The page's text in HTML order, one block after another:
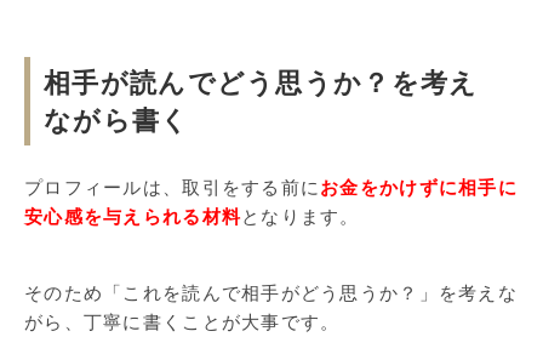
相手が読んでどう思うか？を考え
ながら書く
プロフィールは、取引をする前にお金をかけずに相手に
安心感を与えられる材料となります。
そのため「これを読んで相手がどう思うか？」を考えな
がら、丁寧に書くことが大事です。